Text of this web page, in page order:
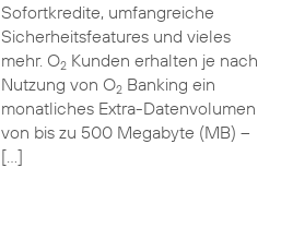
Sofortkredite, umfangreiche
Sicherheitsfeatures und vieles
mehr. O2Kunden erhalten je nach
Nutzung von O2Banking ein
monatliches Extra-Datenvolumen
von bis zu 500 Megabyte (MB) –
[…]